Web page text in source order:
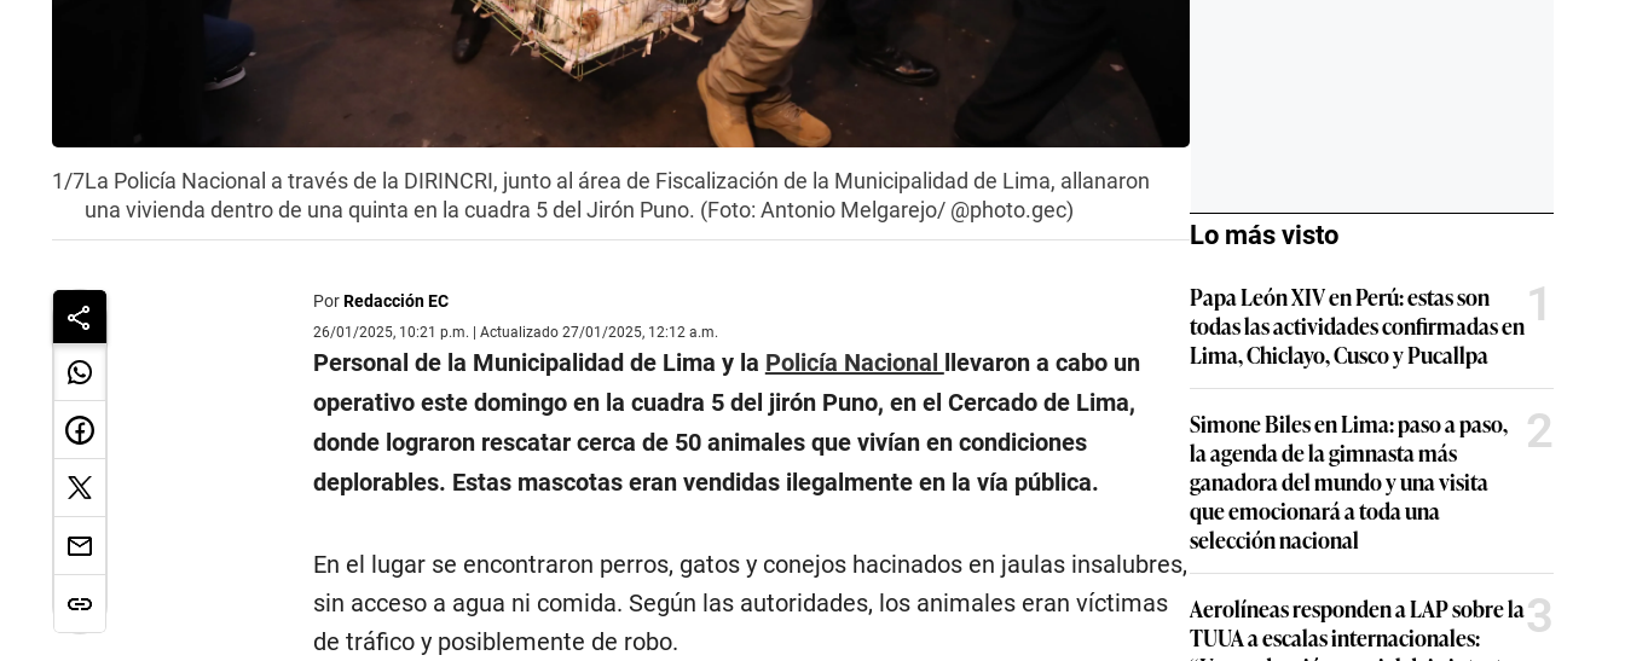
1/7La Policía Nacional a través de la DIRINCRI, junto al área de Fiscalización de la Municipalidad de Lima, allanaron
una vivienda dentro de una quinta en la cuadra 5 del Jirón Puno. (Foto: Antonio Melgarejo/ @photo.gec)
PorRedacción EC
26/01/2025, 10:21 p.m. | Actualizado 27/01/2025, 12:12 a.m.
Personal de la Municipalidad de Lima y la Policía Nacional llevaron a cabo un
operativo este domingo en la cuadra 5 del jirón Puno, en el Cercado de Lima,
donde lograron rescatar cerca de 50 animales que vivían en condiciones
deplorables. Estas mascotas eran vendidas ilegalmente en la vía pública.
En el lugar se encontraron perros, gatos y conejos hacinados en jaulas insalubres,
sin acceso a agua ni comida. Según las autoridades, los animales eran víctimas
de tráfico y posiblemente de robo.
Lo más visto
Papa León XIV en Perú: estas son
todas las actividades confirmadas en
Lima, Chiclayo, Cusco y Pucallpa
1
Simone Biles en Lima: paso a paso,
la agenda de la gimnasta más
ganadora del mundo y una visita
que emocionará a toda una
selección nacional
2
Aerolíneas responden a LAP sobre la
TUUA a escalas internacionales:
3